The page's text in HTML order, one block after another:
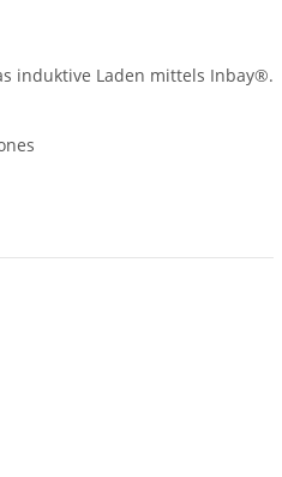
induktive Laden mittels Inbay®.